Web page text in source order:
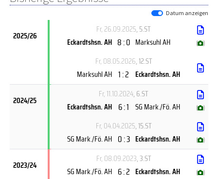
Datum anzeigen
2025/26
Fr, 26.09.2025, 5.ST
Eckardtshsn. AH 8 : 0 Marksuhl AH ( )
Fr, 08.05.2026, 12.ST
Marksuhl AH 1 : 2 Eckardtshsn. AH
2024/25
Fr, 11.10.2024, 6.ST
Eckardtshsn. AH 6 : 1 SG Mark./Fö. AH ( )
Fr, 04.04.2025, 15.ST
SG Mark./Fö. AH 0 : 3 Eckardtshsn. AH ( )
2023/24
Fr, 08.09.2023, 3.ST
SG Mark./Fö. AH 6 : 2 Eckardtshsn. AH ( )